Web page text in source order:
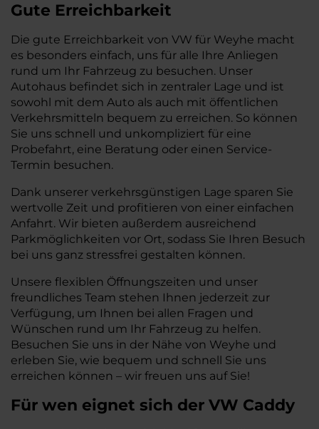
Gute Erreichbarkeit
Die gute Erreichbarkeit von VW für Weyhe macht
es besonders einfach, uns für alle Ihre Anliegen
rund um Ihr Fahrzeug zu besuchen. Unser
Autohaus befindet sich in zentraler Lage und ist
sowohl mit dem Auto als auch mit öffentlichen
Verkehrsmitteln bequem zu erreichen. So können
Sie uns schnell und unkompliziert für eine
Probefahrt, eine Beratung oder einen Service-
Termin besuchen.
Dank unserer verkehrsgünstigen Lage sparen Sie
wertvolle Zeit und profitieren von einer einfachen
Anfahrt. Wir bieten außerdem ausreichend
Parkmöglichkeiten vor Ort, sodass Sie Ihren Besuch
bei uns ganz stressfrei gestalten können.
Unsere flexiblen Öffnungszeiten und unser
freundliches Team stehen Ihnen jederzeit zur
Verfügung, um Ihnen bei allen Fragen und
Wünschen rund um Ihr Fahrzeug zu helfen.
Besuchen Sie uns in der Nähe von Weyhe und
erleben Sie, wie bequem und schnell Sie uns
erreichen können – wir freuen uns auf Sie!
Für wen eignet sich der VW Caddy